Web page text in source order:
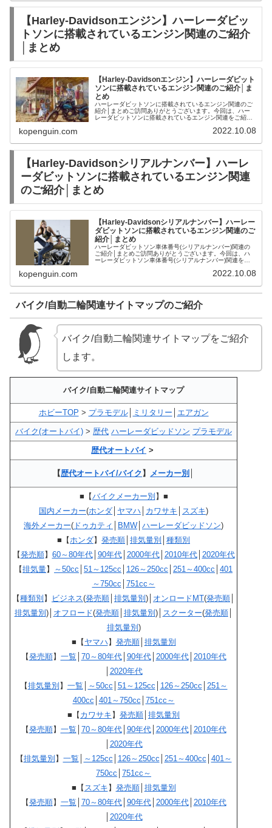
【Harley-Davidsonエンジン】ハーレーダビッ
トソンに搭載されているエンジン関連のご紹介
│まとめ
【Harley-Davidsonエンジン】ハーレーダビット
ソンに搭載されているエンジン関連のご紹介│ま
とめ
ハーレーダビットソンに搭載されているエンジン関連のご
紹介│まとめご訪問ありがとうございます。今回は、ハー
レーダビットソンに搭載されているエンジン関連をご紹介
kopenguin.com 2022.10.08
【Harley-Davidsonシリアルナンバー】ハーレ
ーダビットソンに搭載されているエンジン関連
のご紹介│まとめ
【Harley-Davidsonシリアルナンバー】ハーレー
ダビットソンに搭載されているエンジン関連のご
紹介│まとめ
ハーレーダビットソン車体番号(シリアルナンバー)関連の
ご紹介│まとめご訪問ありがとうございます。今回は、ハ
ーレーダビットソン車体番号(シリアルナンバー)関連をご
kopenguin.com 2022.10.08
バイク/自動二輪関連サイトマップのご紹介
バイク/自動二輪関連サイトマップをご紹介
します。
バイク/自動二輪関連サイトマップ
ホビーTOP > プラモデル│ ミリタリー エアガン
バイク(オートバイ) > 歴代 ハーレーダビッドソン プラモデル
歴代オートバイ >
【歴代オートバイ/バイク 】 メーカー別
■【バイクメーカー別 】■
国内メーカー(ホンダ ヤマハ カワサキ スズキ)
海外メーカー( ドゥカティ BMW ハーレーダビッドソン)
■【ホンダ】 発売順 排気量別
種類別
【発売順】 60～80年代│ 90年代│ 2000年代│ 2010年代│ 2020年代
【排気量】 ～50cc 51～125cc 126～250cc 251～400cc 401
～750cc 751cc～
【種類別 】 ビジネス(発売順 排気量別 )│ オンロードMT(発売順
排気量別 )│ オフロード(発売順│ 排気量別 )│ スクーター(発売順│
排気量別 )
■【 ヤマハ 】 発売順│ 排気量別
【発売順】 一覧 70～80年代│ 90年代│ 2000年代│ 2010年代
2020年代
【排気量別 】 一覧 ～50cc 51～125cc 126～250cc 251～
400cc 401～750cc 751cc～
■【 カワサキ 】 発売順 排気量別
【発売順】 一覧 70～80年代│ 90年代│ 2000年代│ 2010年代
2020年代
【排気量別 】 一覧 ～125cc 126～250cc 251～400cc 401～
750cc 751cc～
■【 スズキ 】 発売順│ 排気量別
【発売順】 一覧 70～80年代│ 90年代│ 2000年代│ 2010年代
2020年代